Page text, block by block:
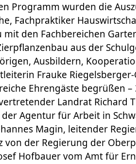
Programm wurden die
Fachpraktiker
den Fachbereichen
aus der
Ausbildern,
Frauke
Ehrengäste begrüßen
Landrat Richard
Agentur für Arbeit in
Magin, leitender
von der Regierung der
Hofbauer vom Amt für